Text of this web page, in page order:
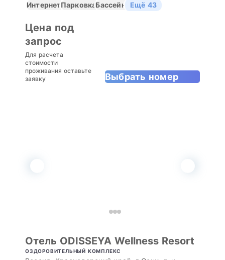
ИнтернетПарковкаБассейн Ещё 43
Цена под
запрос
Для расчета
стоимости
проживания оставьте
заявку
Выбрать номер
Отель ODISSEYA Wellness Resort
ОЗДОРОВИТЕЛЬНЫЙ КОМПЛЕКС